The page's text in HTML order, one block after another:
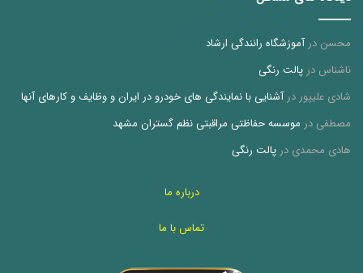
محسن درآموزشگاه رانندگی ارشاد
ناشناس در پالت رنگی
شادی علیپور درآشنایی با نمایندگی های خودرو در ایران و وظایف و کارهای آنها
مصطفی در موسسه حفاظتی مراقبتی نظم گستران مشهد
هادی محمدی در پالت رنگی
درباره ما
تماس با ما